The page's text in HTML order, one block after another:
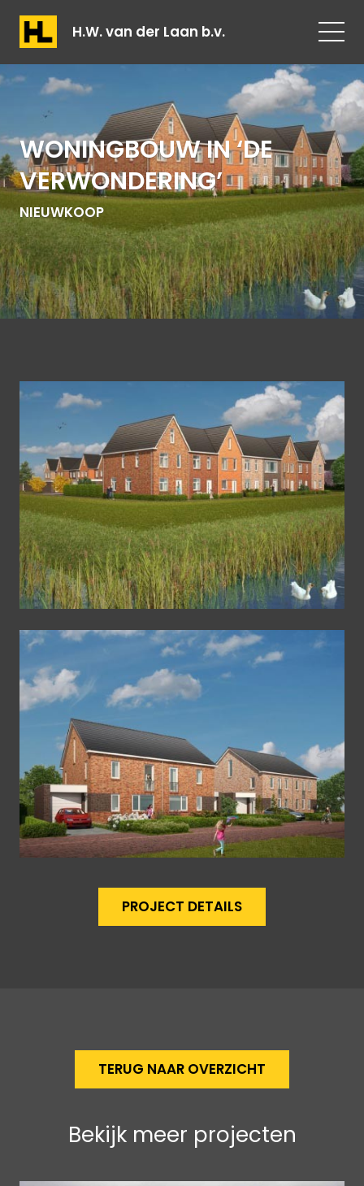
H.W. van der Laan b.v.
WONINGBOUW IN ‘DE
VERWONDERING’
NIEUWKOOP
PROJECT DETAILS
TERUG NAAR OVERZICHT
Bekijk meer projecten